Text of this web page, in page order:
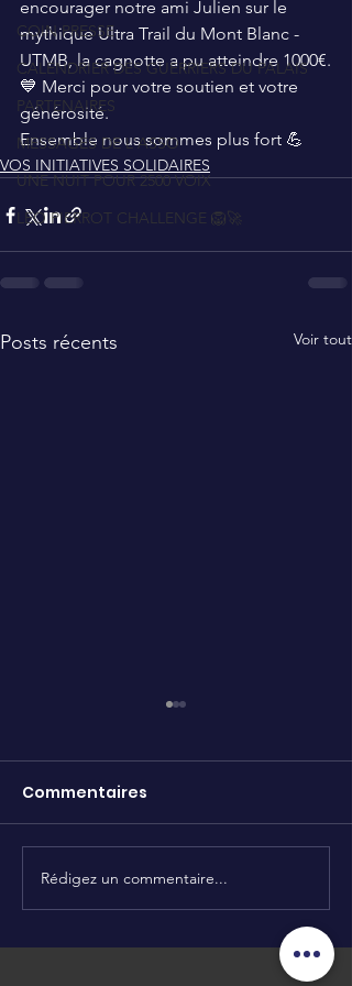
COIN PRESSE
CALENDRIER DES GUERRIERS DU PALAIS
PARTENAIRES
MESSAGES DE L'ASSO
UNE NUIT POUR 2500 VOIX
LEO PIERROT CHALLENGE 🦁🚀
encourager notre ami Julien sur le
mythique Ultra Trail du Mont Blanc -
UTMB, la cagnotte a pu atteindre 1000€.
💙 Merci pour votre soutien et votre
générosité.
Ensemble nous sommes plus fort 💪
VOS INITIATIVES SOLIDAIRES
Posts récents Voir tout
Initiative solidaire 🥰
Commentaires
Rédigez un commentaire...